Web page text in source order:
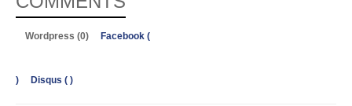
Wordpress (0) Facebook (
) Disqus ( )